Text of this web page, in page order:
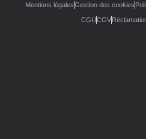
Mentions légalesGestion des cookies
CGUCGV